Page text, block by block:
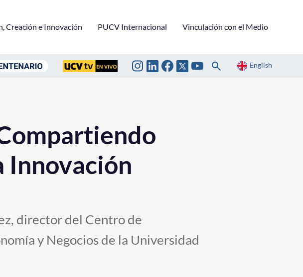
Creación e Innovación PUCV Internacional Vinculación con el Medio
English
Innovación
director del Centro de
y Negocios de la Universidad